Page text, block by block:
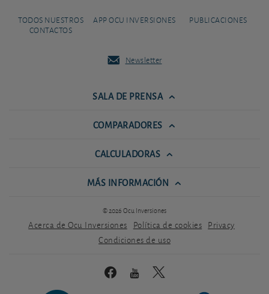
TODOS NUESTROS
CONTACTOS
APP OCU INVERSIONES PUBLICACIONES
Newsletter
SALA DE PRENSA
COMPARADORES
CALCULADORAS
MÁS INFORMACIÓN
© 2026 Ocu Inversiones
Acerca de Ocu Inversiones Política de cookies Privacy
Condiciones de uso